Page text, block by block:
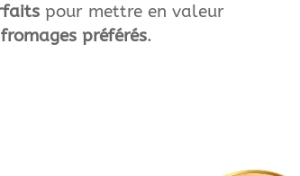
pour mettre en valeur
fromages préférés.